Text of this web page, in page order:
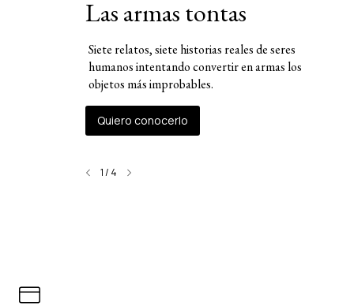
Las armas tontas
Siete relatos, siete historias reales de seres
humanos intentando convertir en armas los
objetos más improbables.
Quiero conocerlo
1/ 4